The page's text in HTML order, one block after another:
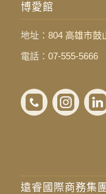
博愛館
地址： 804 高雄市鼓
電話： 07-555-5666
遠睿國際商務集團